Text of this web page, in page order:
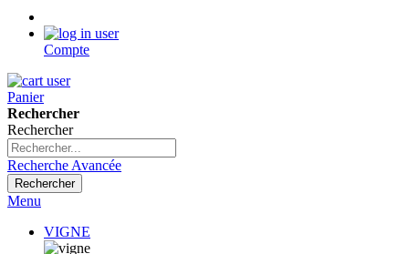
Compte
Panier
Rechercher
Rechercher
Recherche Avancée
Rechercher
Menu
VIGNE